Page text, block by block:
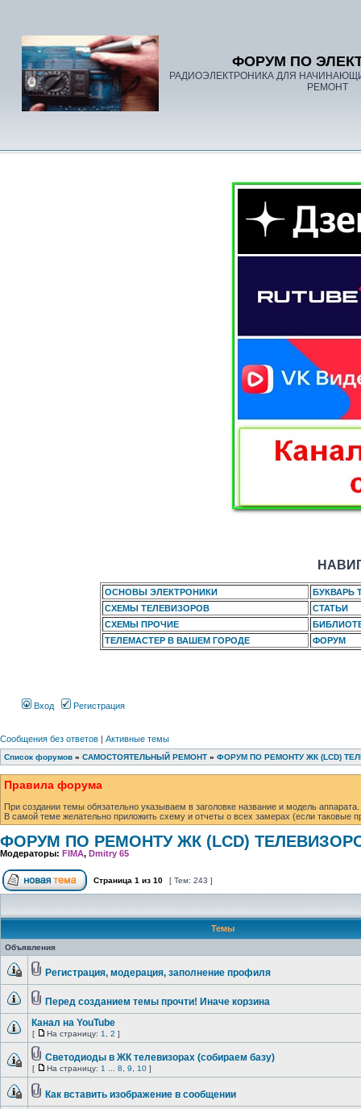
ФОРУМ ПО
РАДИОЭЛЕКТРОНИКА ДЛЯ
РЕМОНТ
ОСНОВЫ ЭЛЕКТРОНИКИ
БУКВАРЬ
СХЕМЫ ТЕЛЕВИЗОРОВ
СТАТЬИ
СХЕМЫ ПРОЧИЕ
ТЕЛЕМАСТЕР В ВАШЕМ ГОРОДЕ
ФОРУМ
Вход Регистрация
Сообщения без ответов | Активные темы
Список форумов » САМОСТОЯТЕЛЬНЫЙ РЕМОНТ » ФОРУМ ПО РЕМОНТУ ЖК (LCD)
Правила форума
При создании темы обязательно указываем в заголовке название и модель аппарата.
В самой теме желательно приложить схему и отчеты о всех замерах (если таковые
ФОРУМ ПО РЕМОНТУ ЖК (LCD)
Модераторы: FIMA, Dmitry 65
Страница 1 из 10 [ Тем: 243 ]
Темы
Объявления
Регистрация, модерация, заполнение профиля
Перед созданием темы прочти! Иначе корзина
Канал на YouTube
[ На страницу: 1 2 ]
Светодиоды в ЖК телевизорах (собираем базу)
[ На страницу: 1 8 9 10 ]
Как вставить изображение в сообщении